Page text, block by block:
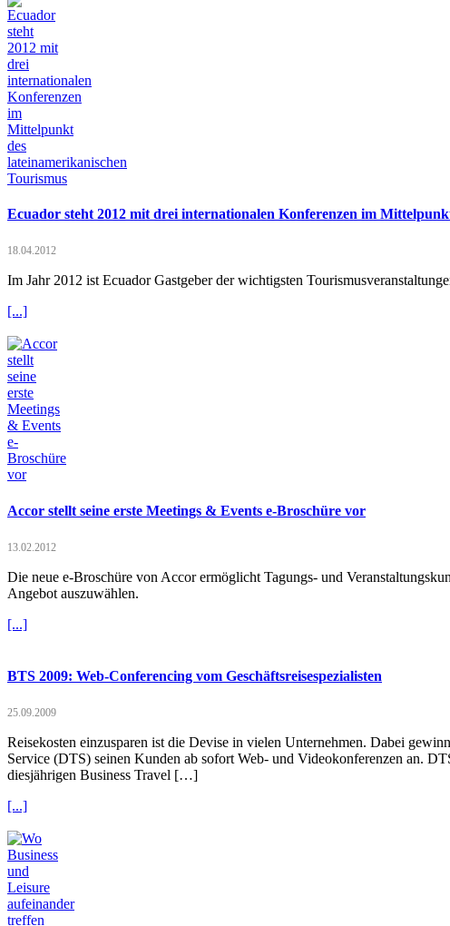
Ecuador steht 2012 mit drei internationalen Konferenzen im
18.04.2012
Im Jahr 2012 ist Ecuador Gastgeber der wichtigsten
[...]
Accor stellt seine erste Meetings & Events e-Broschüre vor
13.02.2012
Die neue e-Broschüre von Accor ermöglicht Tagungs- und
Angebot auszuwählen.
[...]
BTS 2009: Web-Conferencing vom Geschäftsreisespezialisten
25.09.2009
Reisekosten einzusparen ist die Devise in vielen Unternehmen. Dabei
Service (DTS) seinen Kunden ab sofort Web- und Videokonferenzen an.
diesjährigen Business Travel […]
[...]